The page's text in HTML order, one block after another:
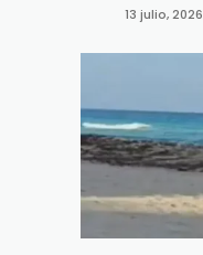
13 julio, 2026